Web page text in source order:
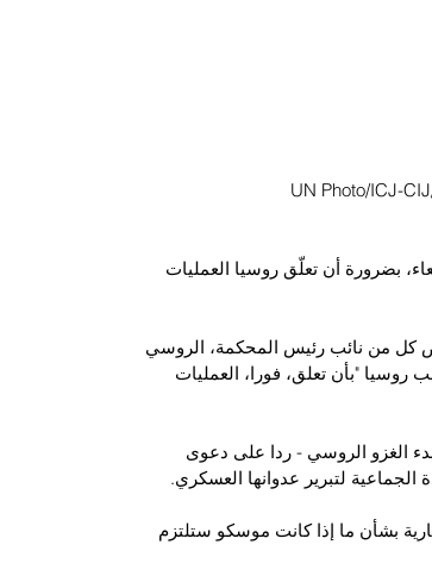
بضرورة أن تعلّق روسيا العمليات
حيث اعترض كل من نائب رئيس المحكمة، الروسي
روسيا "بأن تعلق، فورا، العمليات
الغزو الروسي - ردا على دعوى
بشأن ما إذا كانت موسكو ستلتزم